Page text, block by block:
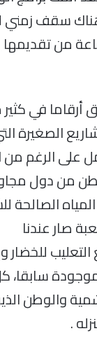
سقف
يكون الجواب عليها
أرقاما في
الرغم من
من دول
الصالحة
صار عندنا
موجودة
والوطن
.